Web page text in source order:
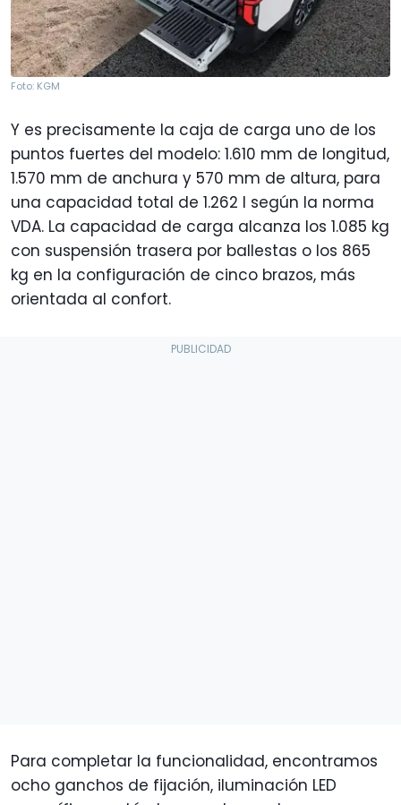
Foto: KGM
Y es precisamente la caja de carga uno de los
puntos fuertes del modelo: 1.610 mm de longitud,
1.570 mm de anchura y 570 mm de altura, para
una capacidad total de 1.262 l según la norma
VDA. La capacidad de carga alcanza los 1.085 kg
con suspensión trasera por ballestas o los 865
kg en la configuración de cinco brazos, más
orientada al confort.
Para completar la funcionalidad, encontramos
ocho ganchos de fijación, iluminación LED